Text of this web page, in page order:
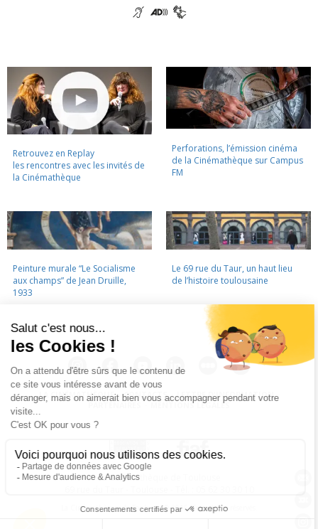
Retrouvez en Replay
les rencontres avec les invités de
la Cinémathèque
Perforations, l’émission cinéma
de la Cinémathèque sur Campus
FM
Peinture murale “Le Socialisme
aux champs” de Jean Druille,
1933
Le 69 rue du Taur, un haut lieu
de l’histoire toulousaine
LA CINÉMATHÈQUE · CONTACTS · LETTRE D'INFORMATION ·
PARTENAIRES
MENTIONS LÉGALES
La Cinémathèque de Toulouse
La Cinémathèque de Toulouse © 2015. Tous droits réservés.